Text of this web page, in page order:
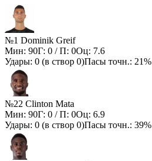
№1 Dominik Greif
Мин: 90Г: 0 / П: 0Оц: 7.6
Удары: 0 (в створ 0)Пасы точн.: 21%
№22 Clinton Mata
Мин: 90Г: 0 / П: 0Оц: 6.9
Удары: 0 (в створ 0)Пасы точн.: 39%